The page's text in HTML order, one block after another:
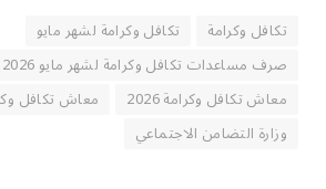
تكافل وكرامة
تكافل وكرامة لشهر مايو
صرف مساعدات تكافل وكرامة لشهر مايو 2026
معاش تكافل وكرامة 2026
معاش تكافل
وزارة التضامن الاجتماعي